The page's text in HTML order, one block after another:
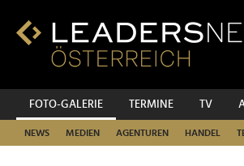
Inhalt
Fußzeilen-
Hauptnavigation
FOTO-GALERIE TERMINE TV
NEWS MEDIEN AGENTUREN HANDEL